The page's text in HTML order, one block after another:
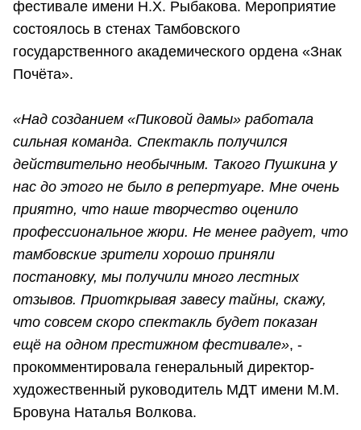
фестивале имени Н.Х. Рыбакова. Мероприятие
состоялось в стенах Тамбовского
государственного академического ордена «Знак
Почёта».
«Над созданием «Пиковой дамы» работала
сильная команда. Спектакль получился
действительно необычным. Такого Пушкина у
нас до этого не было в репертуаре. Мне очень
приятно, что наше творчество оценило
профессиональное жюри. Не менее радует, что
тамбовские зрители хорошо приняли
постановку, мы получили много лестных
отзывов. Приоткрывая завесу тайны, скажу,
что совсем скоро спектакль будет показан
ещё на одном престижном фестивале», -
прокомментировала генеральный директор-
художественный руководитель МДТ имени М.М.
Бровуна Наталья Волкова.